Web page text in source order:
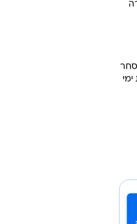
המסחר
של יותר מ-30% בעשרת ימי